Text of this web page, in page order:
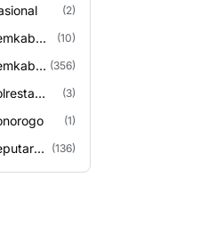
(2)
Utara
(10)
(356)
(3)
(1)
(136)